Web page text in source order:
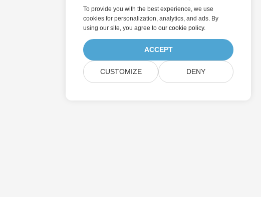
To provide you with the best experience, we use
cookies for personalization, analytics, and ads. By
using our site, you agree to our cookie policy.
ACCEPT
CUSTOMIZE DENY